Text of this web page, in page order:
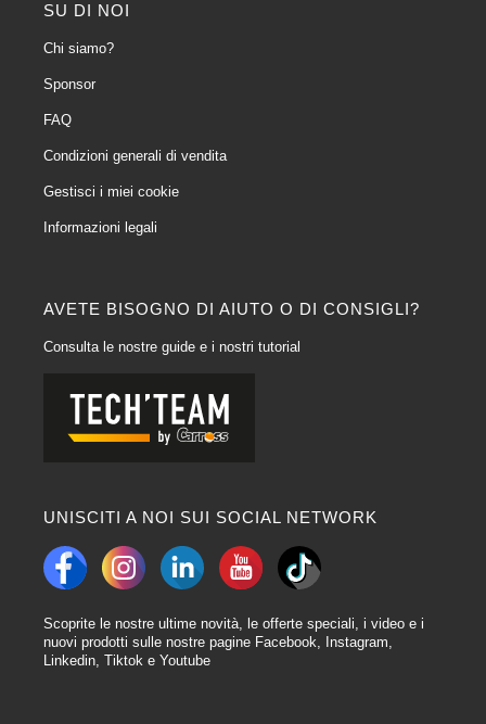
AVETE BISOGNO DI AIUTO O DI CONSIGLI?
Consulta le nostre guide e i nostri tutorial
UNISCITI A NOI SUI SOCIAL NETWORK
Scoprite le nostre ultime novità, le offerte speciali, i video e i
nuovi prodotti sulle nostre pagine Facebook, Instagram,
Linkedin, Tiktok e Youtube
SU DI NOI
Chi siamo?
Sponsor
FAQ
Condizioni generali di vendita
Gestisci i miei cookie
Informazioni legali